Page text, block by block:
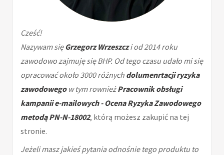
Cześć!
Nazywam sięGrzegorz Wrzeszczi od 2014 roku
zawodowo zajmuję się BHP. Od tego czasu udało mi się
opracować około 3000 różnych dolumenrtacji ryzyka
zawodowegow tym rownieżPracownik obsługi
kampanii e-mailowych - Ocena Ryzyka Zawodowego
metodą PN-N-18002, którą możesz zakupić na tej
stronie.
Jeżeli masz jakieś pytania odnośnie tego produktu to